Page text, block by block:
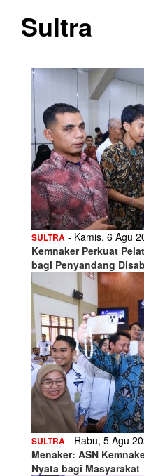
Sultra
SULTRA - Kamis, 6 Agu
Kemnaker Perkuat
bagi Penyandang
SULTRA - Rabu, 5 Agu
Menaker: ASN
Nyata bagi Masyarakat